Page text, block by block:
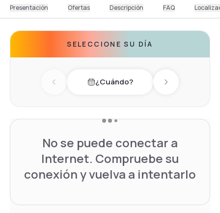
Presentación Ofertas Descripción FAQ
SELECCIONE SU DÍA
Previous day¿Cuándo? Next day
No se puede conectar a
Internet. Compruebe su
conexión y vuelva a intentarlo